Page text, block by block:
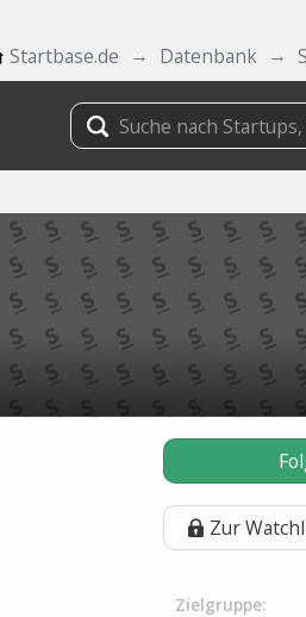
Startbase.de Datenbank
Zur
Zielgruppe: